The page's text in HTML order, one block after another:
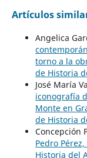
Artículos
Angelica
torno a la
de Historia
José María
iconografía
Monte en
de Historia
Concepción
Pedro
Historia del